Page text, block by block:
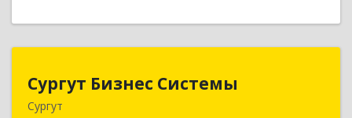
Сургут Бизнес Системы
Сургут
628406, Ханты-Мансийский Автономный округ